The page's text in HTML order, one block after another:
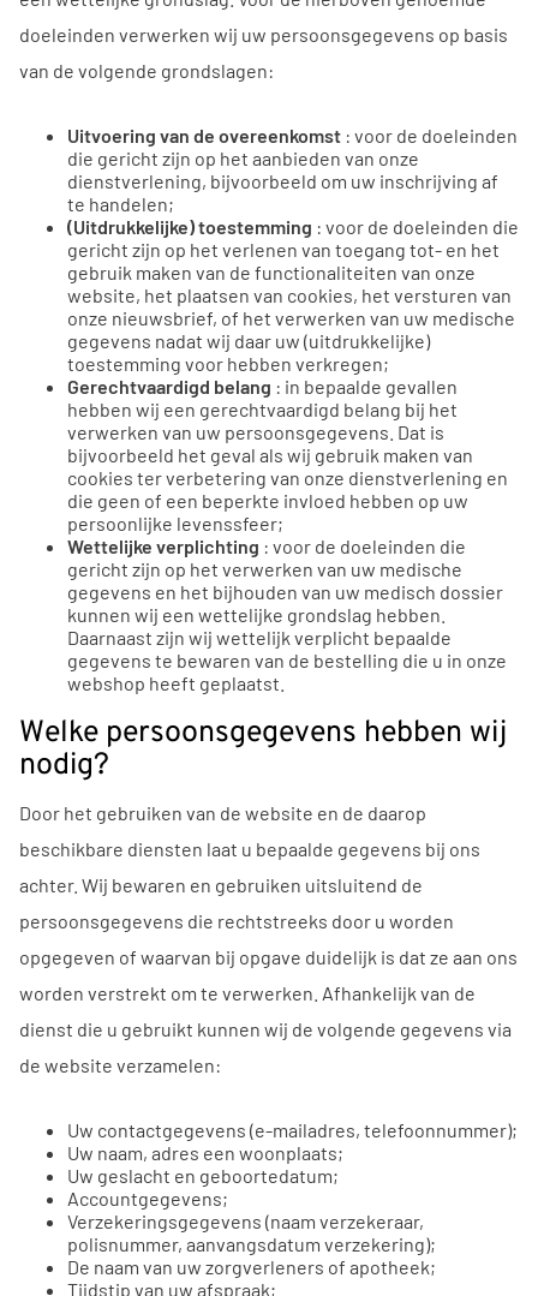
doeleinden verwerken wij uw persoonsgegevens op basis
van de volgende grondslagen:
Uitvoering van de overeenkomst : voor de doeleinden
die gericht zijn op het aanbieden van onze
dienstverlening, bijvoorbeeld om uw inschrijving af
te handelen;
(Uitdrukkelijke) toestemming : voor de doeleinden die
gericht zijn op het verlenen van toegang tot- en het
gebruik maken van de functionaliteiten van onze
website, het plaatsen van cookies, het versturen van
onze nieuwsbrief, of het verwerken van uw medische
gegevens nadat wij daar uw (uitdrukkelijke)
toestemming voor hebben verkregen;
Gerechtvaardigd belang : in bepaalde gevallen
hebben wij een gerechtvaardigd belang bij het
verwerken van uw persoonsgegevens. Dat is
bijvoorbeeld het geval als wij gebruik maken van
cookies ter verbetering van onze dienstverlening en
die geen of een beperkte invloed hebben op uw
persoonlijke levenssfeer;
Wettelijke verplichting : voor de doeleinden die
gericht zijn op het verwerken van uw medische
gegevens en het bijhouden van uw medisch dossier
kunnen wij een wettelijke grondslag hebben.
Daarnaast zijn wij wettelijk verplicht bepaalde
gegevens te bewaren van de bestelling die u in onze
webshop heeft geplaatst.
Welke persoonsgegevens hebben wij
nodig?
Door het gebruiken van de website en de daarop
beschikbare diensten laat u bepaalde gegevens bij ons
achter. Wij bewaren en gebruiken uitsluitend de
persoonsgegevens die rechtstreeks door u worden
opgegeven of waarvan bij opgave duidelijk is dat ze aan ons
worden verstrekt om te verwerken. Afhankelijk van de
dienst die u gebruikt kunnen wij de volgende gegevens via
de website verzamelen:
Uw contactgegevens (e-mailadres, telefoonnummer);
Uw naam, adres een woonplaats;
Uw geslacht en geboortedatum;
Accountgegevens;
Verzekeringsgegevens (naam verzekeraar,
polisnummer, aanvangsdatum verzekering);
De naam van uw zorgverleners of apotheek;
Tijdstip van uw afspraak;